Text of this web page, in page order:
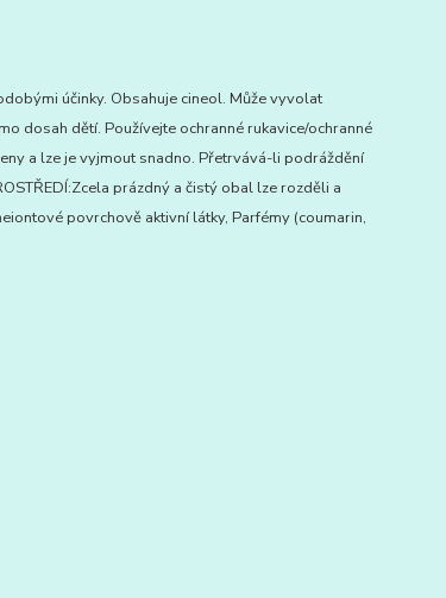
účinky. Obsahuje cineol. Může vyvolat
dosah dětí. Používejte ochranné rukavice/ochranné
a lze je vyjmout snadno. Přetrvává-li podráždění
prázdný a čistý obal lze rozděli a
povrchově aktivní látky, Parfémy (coumarin,